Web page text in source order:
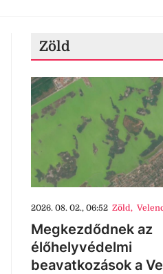
Zöld
2026. 08. 02., 06:52 Zöld,
Megkezdődnek az
élőhelyvédelmi
beavatkozások a